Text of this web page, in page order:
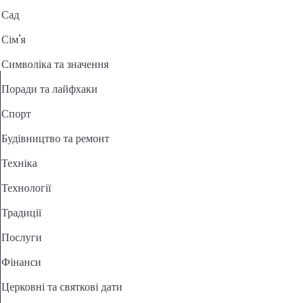
Сад
Сім'я
Символіка та значення
Поради та лайфхаки
Спорт
Будівництво та ремонт
Техніка
Технології
Традиції
Послуги
Фінанси
Церковні та святкові дати